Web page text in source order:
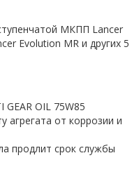
МКПП Lancer
Evolution MR и других 5
GEAR OIL 75W85
агрегата от коррозии и
продлит срок службы